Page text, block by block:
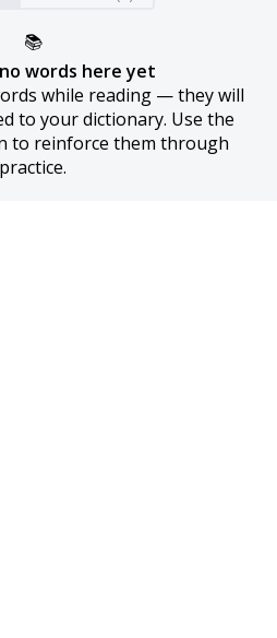
📚
words here yet
while reading — they will
to your dictionary. Use the
to reinforce them through
practice.